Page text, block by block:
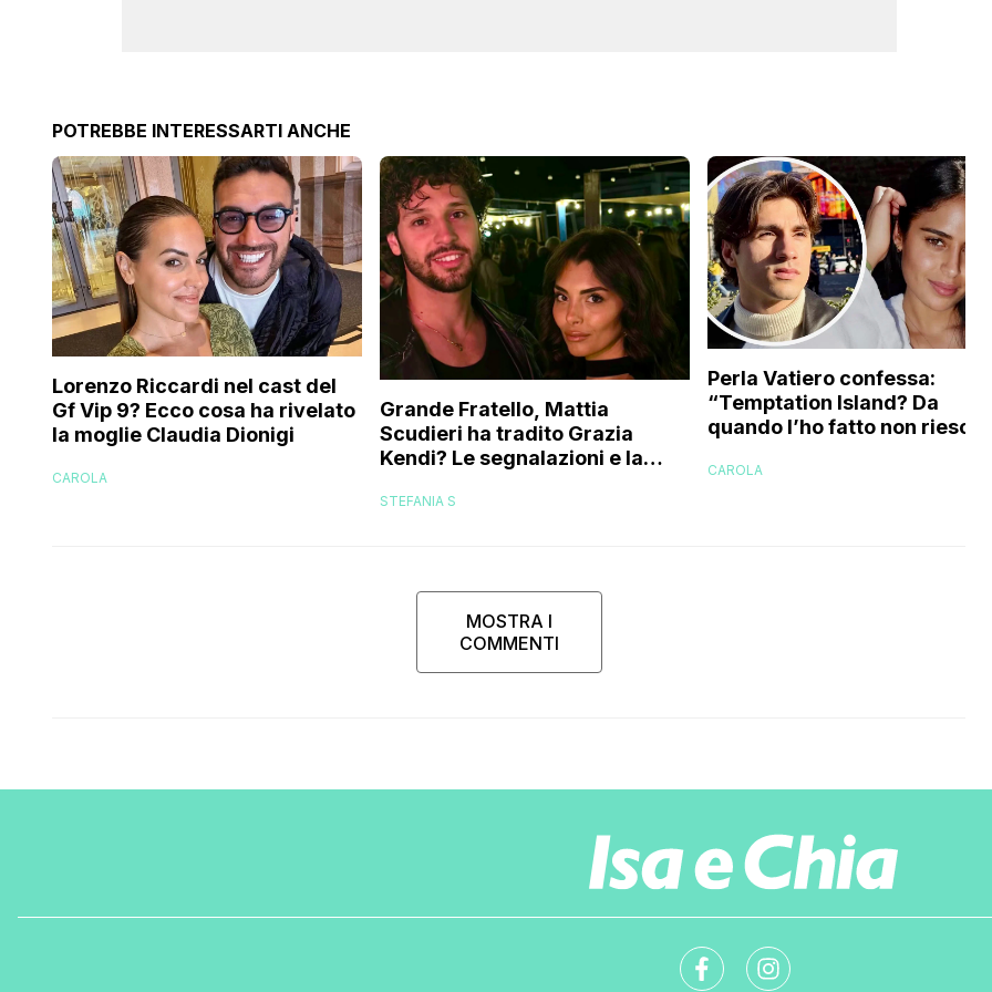
POTREBBE INTERESSARTI ANCHE
Lorenzo Riccardi nel cast del
Gf Vip 9? Ecco cosa ha rivelato
la moglie Claudia Dionigi
CAROLA
Grande Fratello, Mattia
Scudieri ha tradito Grazia
Kendi? Le segnalazioni e la
STEFANIA S
Perla Vatiero confessa:
“Temptation Island? Da
quando l’ho fatto non riesco
CAROLA
MOSTRA I
COMMENTI